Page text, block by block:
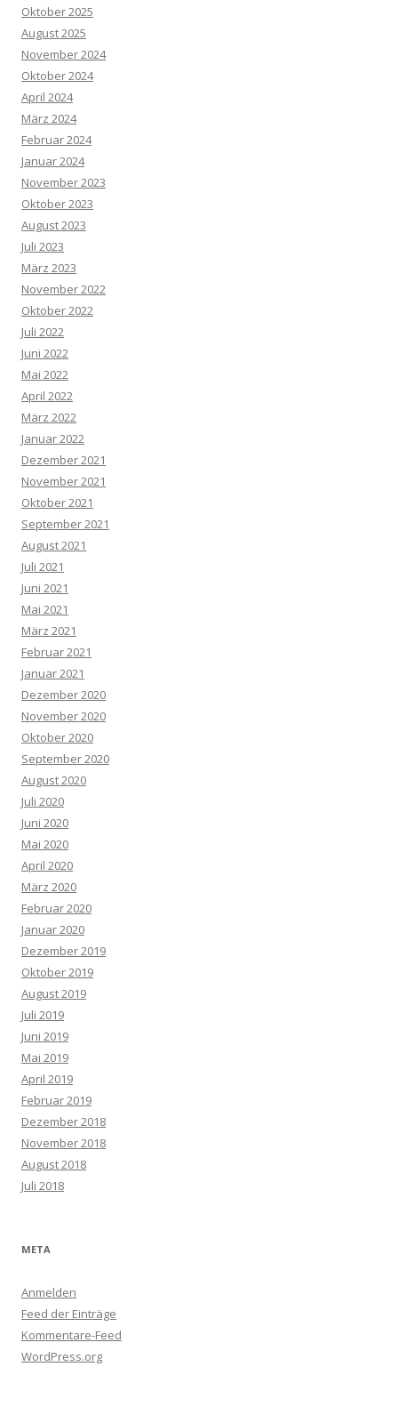
Oktober 2025
August 2025
November 2024
Oktober 2024
April 2024
März 2024
Februar 2024
Januar 2024
November 2023
Oktober 2023
August 2023
Juli 2023
März 2023
November 2022
Oktober 2022
Juli 2022
Juni 2022
Mai 2022
April 2022
März 2022
Januar 2022
Dezember 2021
November 2021
Oktober 2021
September 2021
August 2021
Juli 2021
Juni 2021
Mai 2021
März 2021
Februar 2021
Januar 2021
Dezember 2020
November 2020
Oktober 2020
September 2020
August 2020
Juli 2020
Juni 2020
Mai 2020
April 2020
März 2020
Februar 2020
Januar 2020
Dezember 2019
Oktober 2019
August 2019
Juli 2019
Juni 2019
Mai 2019
April 2019
Februar 2019
Dezember 2018
November 2018
August 2018
Juli 2018
META
Anmelden
Feed der Einträge
Kommentare-Feed
WordPress.org